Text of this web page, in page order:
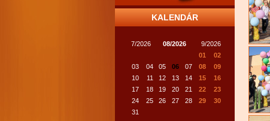
KALENDÁR
7/2026 08/2026
9/2026
01
02
03
04 05 06 07 08
09
10
11 12 13 14 15
16
17
18 19 20 21 22
23
24
25 26 27 28 29
30
31